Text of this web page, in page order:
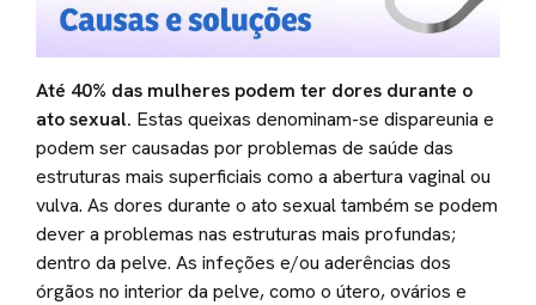
Até 40% das mulheres podem ter dores durante o
ato sexual. Estas queixas denominam-se dispareunia e
podem ser causadas por problemas de saúde das
estruturas mais superficiais como a abertura vaginal ou
vulva. As dores durante o ato sexual também se podem
dever a problemas nas estruturas mais profundas;
dentro da pelve. As infeções e/ou aderências dos
órgãos no interior da pelve, como o útero, ovários e